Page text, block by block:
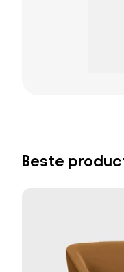
Beste